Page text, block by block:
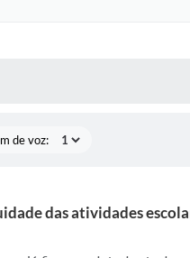
de voz:
das atividades